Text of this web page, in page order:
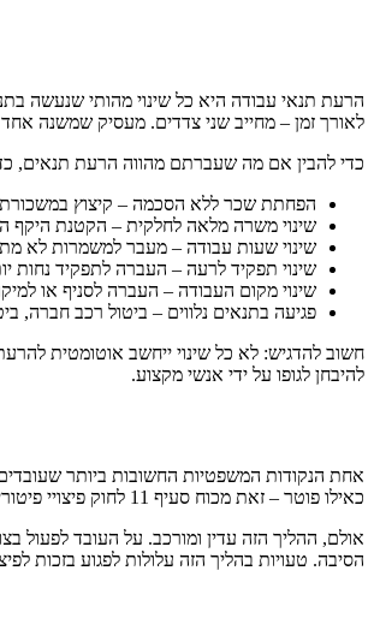
הרעת תנאי עבודה היא כל שינוי מהותי שנעשה
לאורך זמן – מחייב שני צדדים. מעסיק שמשנה
כדי להבין אם מה שעברתם מהווה הרעת תנאים,
הפחתת שכר ללא הסכמה – קיצוץ במשכורת,
שינוי משרה מלאה לחלקית – הקטנת
שינוי שעות עבודה – מעבר למשמרות לא
שינוי תפקיד לרעה – העברה לתפקיד נחות
שינוי מקום העבודה – העברה לסניף או
פגיעה בתנאים נלווים – ביטול רכב חברה,
חשוב להדגיש: לא כל שינוי ייחשב אוטומטית
להיבחן לגופו על ידי אנשי מקצוע.
אחת הנקודות המשפטיות החשובות ביותר
כאילו פוטר – זאת מכוח סעיף 11 לחוק פיצויי פיטורים.
אולם, ההליך הזה עדין ומורכב. על העובד לפעול
הסיבה. טעויות בהליך הזה עלולות לפגוע בזכות